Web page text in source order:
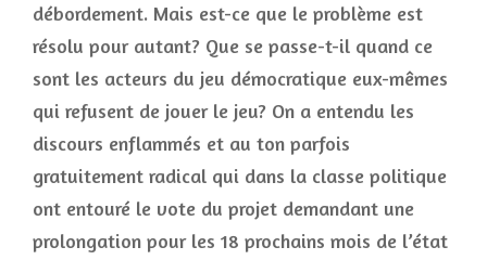
débordement. Mais est-ce que le problème est
résolu pour autant? Que se passe-t-il quand ce
sont les acteurs du jeu démocratique eux-mêmes
qui refusent de jouer le jeu? On a entendu les
discours enflammés et au ton parfois
gratuitement radical qui dans la classe politique
ont entouré le vote du projet demandant une
prolongation pour les 18 prochains mois de l’état